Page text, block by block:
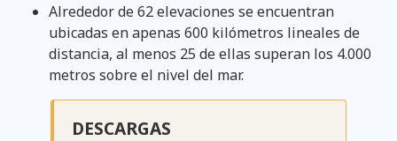
Alrededor de 62 elevaciones se encuentran
ubicadas en apenas 600 kilómetros lineales de
distancia, al menos 25 de ellas superan los 4.000
metros sobre el nivel del mar.
DESCARGAS